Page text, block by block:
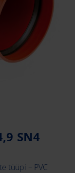
SN4
tüüpi – PVC